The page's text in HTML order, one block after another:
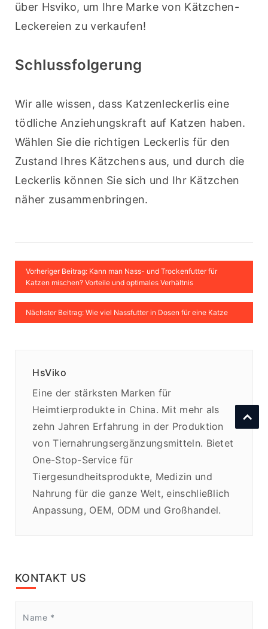
über Hsviko, um Ihre Marke von Kätzchen-
Leckereien zu verkaufen!
Schlussfolgerung
Wir alle wissen, dass Katzenleckerlis eine
tödliche Anziehungskraft auf Katzen haben.
Wählen Sie die richtigen Leckerlis für den
Zustand Ihres Kätzchens aus, und durch die
Leckerlis können Sie sich und Ihr Kätzchen
näher zusammenbringen.
Vorheriger Beitrag: Kann man Nass- und Trockenfutter für
Katzen mischen? Vorteile und optimales Verhältnis
Nächster Beitrag: Wie viel Nassfutter in Dosen für eine Katze
HsViko
Eine der stärksten Marken für
Heimtierprodukte in China. Mit mehr als
zehn Jahren Erfahrung in der Produktion
von Tiernahrungsergänzungsmitteln. Bietet
One-Stop-Service für
Tiergesundheitsprodukte, Medizin und
Nahrung für die ganze Welt, einschließlich
Anpassung, OEM, ODM und Großhandel.
KONTAKT US